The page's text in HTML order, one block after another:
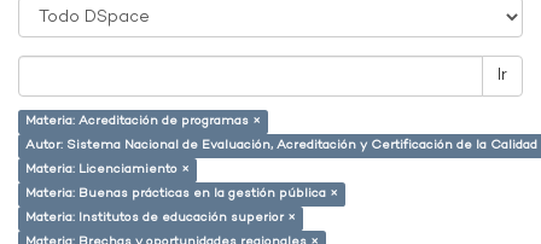
Ir
Materia: Acreditación de programas ×
Autor: Sistema Nacional de Evaluación, Acreditación y Certificación de la
Materia: Licenciamiento ×
Materia: Buenas prácticas en la gestión pública ×
Materia: Institutos de educación superior ×